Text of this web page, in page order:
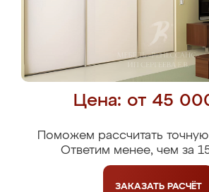
Цена: от 45
Поможем рассчитать
Ответим менее, чем за
ЗАКАЗАТЬ РАСЧЁТ